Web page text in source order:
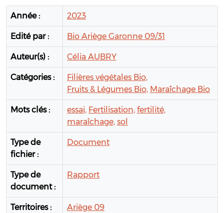
Année : 2023
Edité par : Bio Ariège Garonne 09/31
Auteur(s) : Célia AUBRY
Catégories :
Filières végétales Bio,
Fruits & Légumes Bio, Maraîchage Bio
Mots clés : essai, Fertilisation, fertilité,
maraîchage, sol
Type de
fichier :
Document
Type de
document :
Rapport
Territoires : Ariège 09